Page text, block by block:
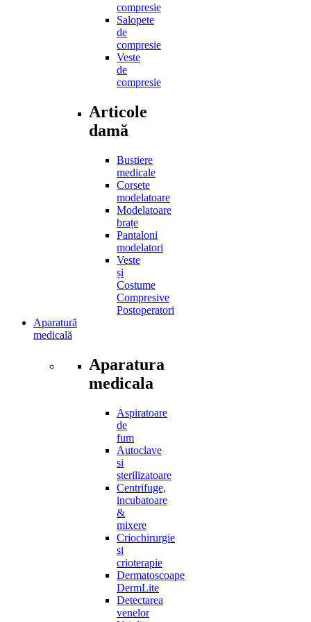
compresie
Salopete
de
compresie
Veste
de
compresie
Articole
damă
Bustiere
medicale
Corsete
modelatoare
Modelatoare
brațe
Pantaloni
modelatori
Veste
și
Costume
Compresive
Postoperatori
Aparatură
medicală
Aparatura
medicala
Aspiratoare
de
fum
Autoclave
si
sterilizatoare
Centrifuge,
incubatoare
&
mixere
Criochirurgie
si
crioterapie
Dermatoscoape
DermLite
Detectarea
venelor